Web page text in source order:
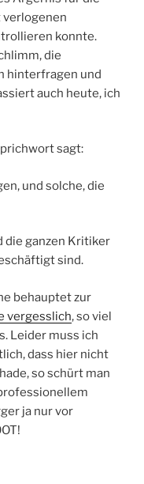
verlogenen
konnte.
die
hinterfragen und
auch heute, ich
sagt:
und solche, die
die ganzen Kritiker
sind.
behauptet zur
vergesslich, so viel
Leider muss ich
dass hier nicht
so schürt man
ja nur vor